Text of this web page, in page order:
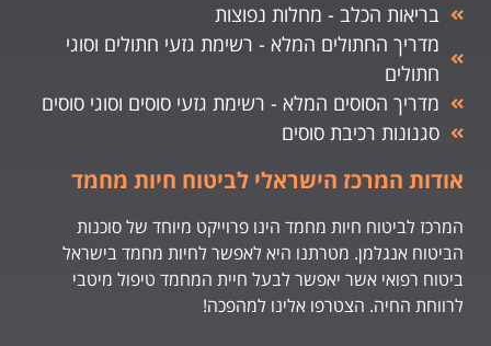
בריאות הכלב - מחלות נפוצות
מדריך החתולים המלא - רשימת גזעי חתולים וסוגי
חתולים
מדריך הסוסים המלא - רשימת גזעי סוסים וסוגי סוסים
סגנונות רכיבת סוסים
אודות המרכז הישראלי לביטוח חיות מחמד
המרכז לביטוח חיות מחמד הינו פרוייקט מיוחד של סוכנות
הביטוח אנגלמן. מטרתנו היא לאפשר לחיות מחמד בישראל
ביטוח רפואי אשר יאפשר לבעל חיית המחמד טיפול מיטבי
לרווחת החיה. הצטרפו אלינו למהפכה!